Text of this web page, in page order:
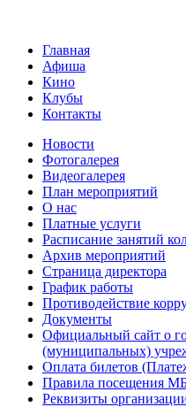
Главная
Афиша
Кино
Клубы
Контакты
Новости
Фотогалерея
Видеогалерея
План мероприятий
О нас
Платные услуги
Расписание занятий
Архив мероприятий
Страница директора
График работы
Противодействие
Документы
Официальный сайт о
(муниципальных)
Оплата билетов
Правила посещения
Реквизиты